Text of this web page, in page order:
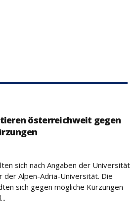
österreichweit gegen
sich nach Angaben der Universität
der Alpen-Adria-Universität. Die
sich gegen mögliche Kürzungen